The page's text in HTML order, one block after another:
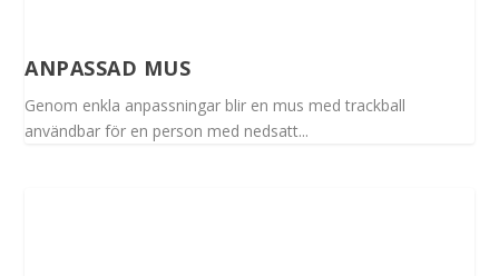
ANPASSAD MUS
Genom enkla anpassningar blir en mus med trackball
användbar för en person med nedsatt...